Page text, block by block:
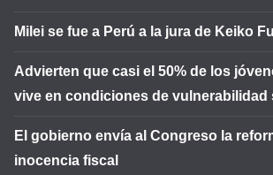
Milei se fue a Perú a la jura de Keiko
Advierten que casi el 50% de los
vive en condiciones de vulnerabilidad
El gobierno envía al Congreso la
inocencia fiscal